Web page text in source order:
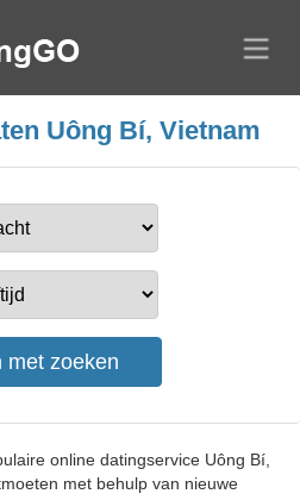
Uông Bí, Vietnam
online datingservice Uông Bí,
met behulp van nieuwe